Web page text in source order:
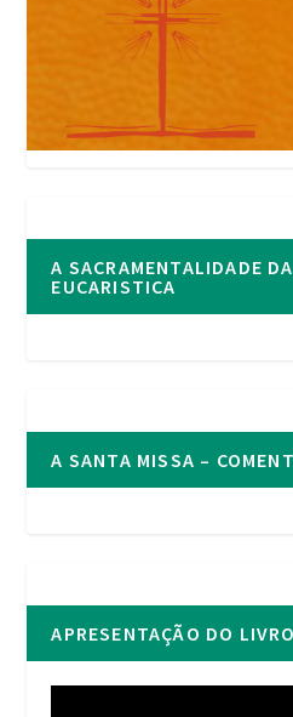
A SACRAMENTALIDADE
EUCARISTICA
A SANTA MISSA –
APRESENTAÇÃO DO LIVRO